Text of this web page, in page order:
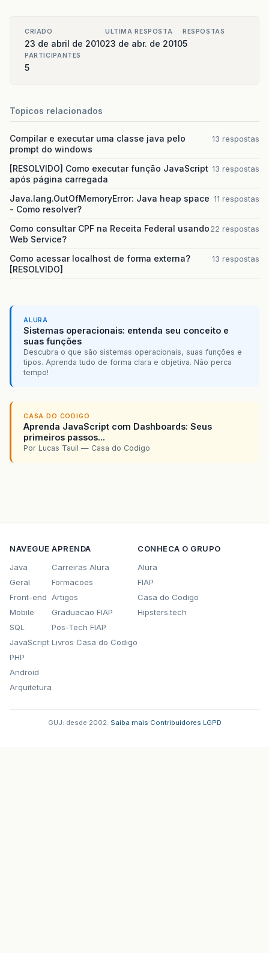
CRIADO
23 de abril de 2010
ULTIMA RESPOSTA
23 de abr. de 2010
RESPOSTAS
5
PARTICIPANTES
5
Topicos relacionados
Compilar e executar uma classe java pelo
prompt do windows
13 respostas
[RESOLVIDO] Como executar função JavaScript
após página carregada
13 respostas
Java.lang.OutOfMemoryError: Java heap space
- Como resolver?
11 respostas
Como consultar CPF na Receita Federal usando
Web Service?
22 respostas
Como acessar localhost de forma externa?
[RESOLVIDO]
13 respostas
ALURA
Sistemas operacionais: entenda seu conceito e
suas funções
Descubra o que são sistemas operacionais, suas funções e
tipos. Aprenda tudo de forma clara e objetiva. Não perca
tempo!
CASA DO CODIGO
Aprenda JavaScript com Dashboards: Seus
primeiros passos...
Por Lucas Tauil — Casa do Codigo
NAVEGUE
Java
Geral
Front-end
Mobile
SQL
JavaScript
PHP
Android
Arquitetura
APRENDA
Carreiras Alura
Formacoes
Artigos
Graduacao FIAP
Pos-Tech FIAP
Livros Casa do Codigo
CONHECA O GRUPO
Alura
FIAP
Casa do Codigo
Hipsters.tech
GUJ: desde 2002. Saiba mais Contribuidores LGPD